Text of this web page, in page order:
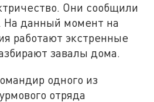
Они сообщили
На данный момент на
работают экстренные
завалы дома.
одного из
отряда